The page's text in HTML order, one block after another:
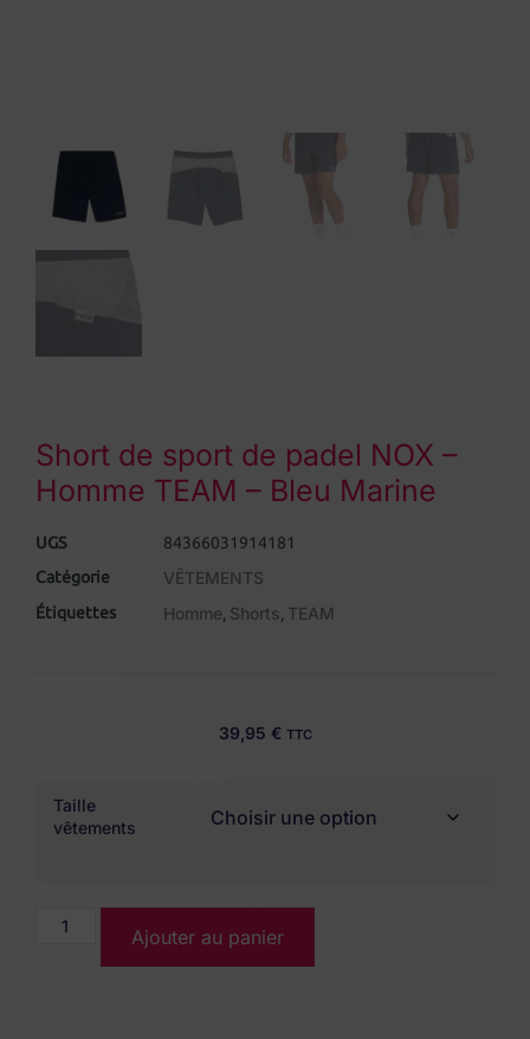
Short de sport de padel NOX –
Homme TEAM – Bleu Marine
UGS
84366031914181
Catégorie
VÊTEMENTS
Étiquettes Homme, Shorts, TEAM
39,95 € TTC
Taille
vêtements
Ajouter au panier